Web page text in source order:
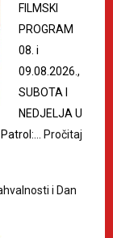
FILMSKI
PROGRAM
08. i
09.08.2026.,
SUBOTA I
NEDJELJA U
Pročitaj
i Dan